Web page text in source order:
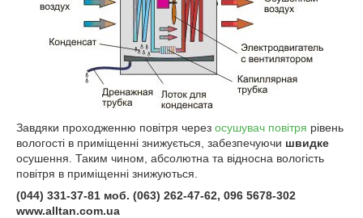
Завдяки проходженню повітря через осушувач повітря рівень
вологості в приміщенні знижується, забезпечуючи швидке
осушення. Таким чином, абсолютна та відносна вологість
повітря в приміщенні знижуються.
(044) 331-37-81 моб. (063) 262-47-62, 096 5678-302
www.alltan.com.ua